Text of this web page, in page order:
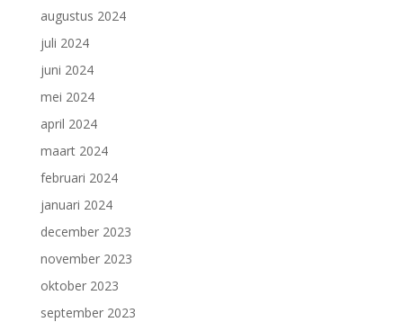
augustus 2024
juli 2024
juni 2024
mei 2024
april 2024
maart 2024
februari 2024
januari 2024
december 2023
november 2023
oktober 2023
september 2023